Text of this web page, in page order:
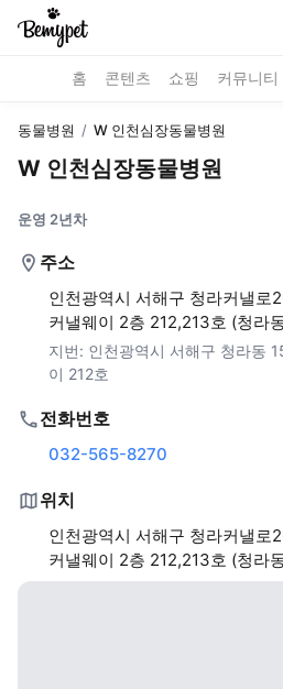
홈 콘텐츠 쇼핑 커뮤니티
동물병원 / W 인천심장동물병원
W 인천심장동물병원
운영 2년차
주소
인천광역시 서해구 청라커낼로
커낼웨이 2층 212,213호 (청라
지번: 인천광역시 서해구 청라동
이 212호
전화번호
032-565-8270
위치
인천광역시 서해구 청라커낼로
커낼웨이 2층 212,213호 (청라